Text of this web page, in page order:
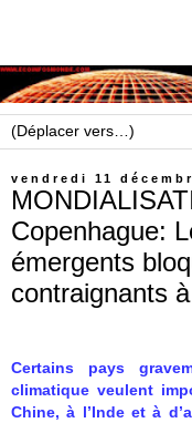
vendredi 11
Copenhague:
émergents
contraignants
Certains pays
climatique veulent
Chine, à l’Inde et à